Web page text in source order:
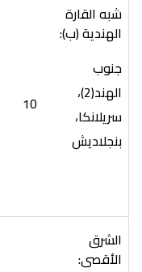
شبه القارة
الهندية (ب):
جنوب
الهند(2)،
سريلانكا،
بنجلاديش
10
الشرق
الأقصى: